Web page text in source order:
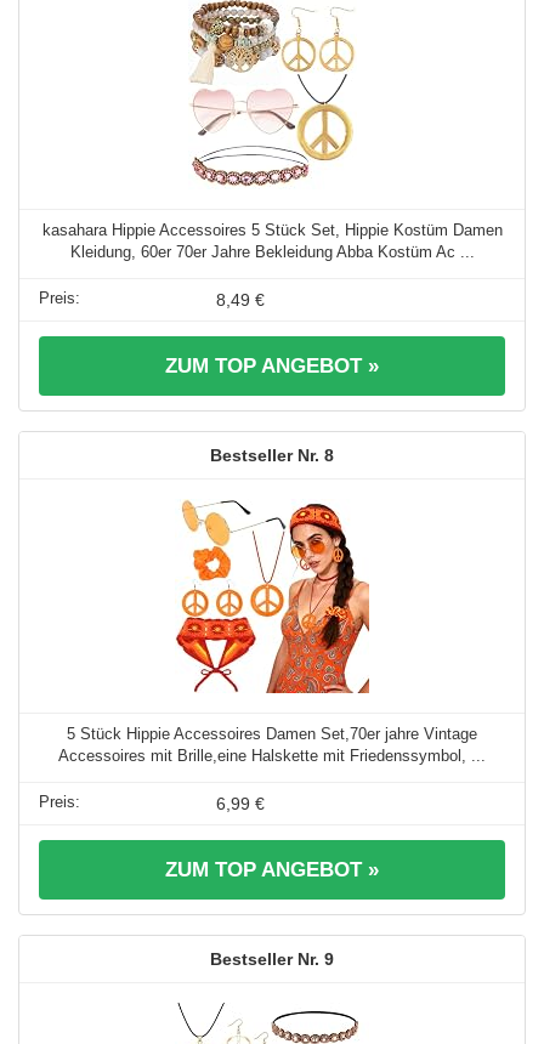
kasahara Hippie Accessoires 5 Stück Set, Hippie Kostüm Damen
Kleidung, 60er 70er Jahre Bekleidung Abba Kostüm Ac ...
8,49 €
ZUM TOP ANGEBOT »
8
5 Stück Hippie Accessoires Damen Set,70er jahre Vintage
Accessoires mit Brille,eine Halskette mit Friedenssymbol, ...
6,99 €
ZUM TOP ANGEBOT »
9